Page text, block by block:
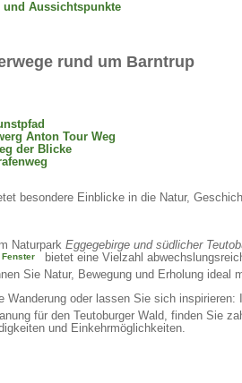
Aussichtspunkte
rund um Barntrup
Anton Tour Weg
der Blicke
besondere Einblicke in die Natur,
Naturpark Eggegebirge und südlicher
bietet eine Vielzahl
Sie Natur, Bewegung und Erholung ideal
Wanderung oder lassen Sie sich inspirieren:
für den Teutoburger Wald, finden Sie
und Einkehrmöglichkeiten.